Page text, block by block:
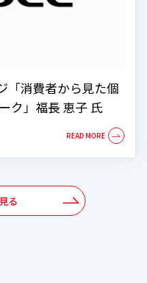
「消費者から見た個
ク」福長 恵子 氏
る